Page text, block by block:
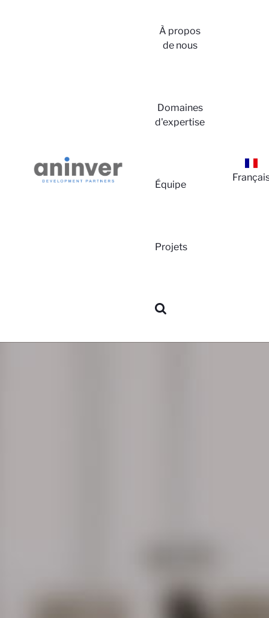
À propos
de nous
Domaines
d'expertise
Équipe
Projets
À